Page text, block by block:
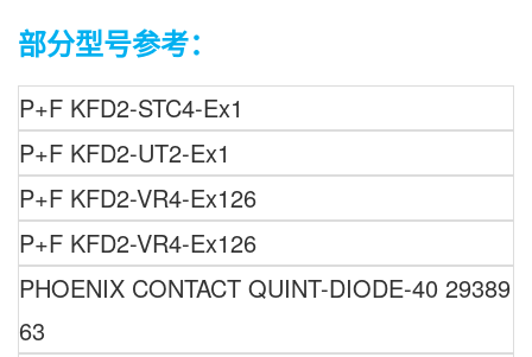
部分型号参考：
P+F KFD2-STC4-Ex1
P+F KFD2-UT2-Ex1
P+F KFD2-VR4-Ex126
P+F KFD2-VR4-Ex126
PHOENIX CONTACT QUINT-DIODE-40 29389
63